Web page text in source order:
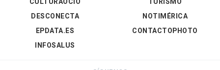
DESCONECTA
EPDATA.ES
INFOSALUS
NOTIMÉRICA
CONTACTOPHOTO